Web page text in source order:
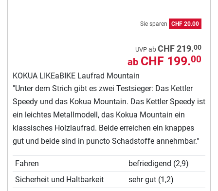
Sie sparen CHF 20.00
UVP abCHF 219.00
ab CHF 199.00
KOKUA LIKEaBIKE Laufrad Mountain
"Unter dem Strich gibt es zwei Testsieger: Das Kettler
Speedy und das Kokua Mountain. Das Kettler Speedy ist
ein leichtes Metallmodell, das Kokua Mountain ein
klassisches Holzlaufrad. Beide erreichen ein knappes
gut und beide sind in puncto Schadstoffe annehmbar."
Fahren
befriedigend (2,9)
Sicherheit und Haltbarkeit
sehr gut (1,2)